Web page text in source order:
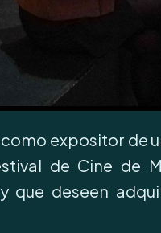
expositor de
de Cine de
que deseen